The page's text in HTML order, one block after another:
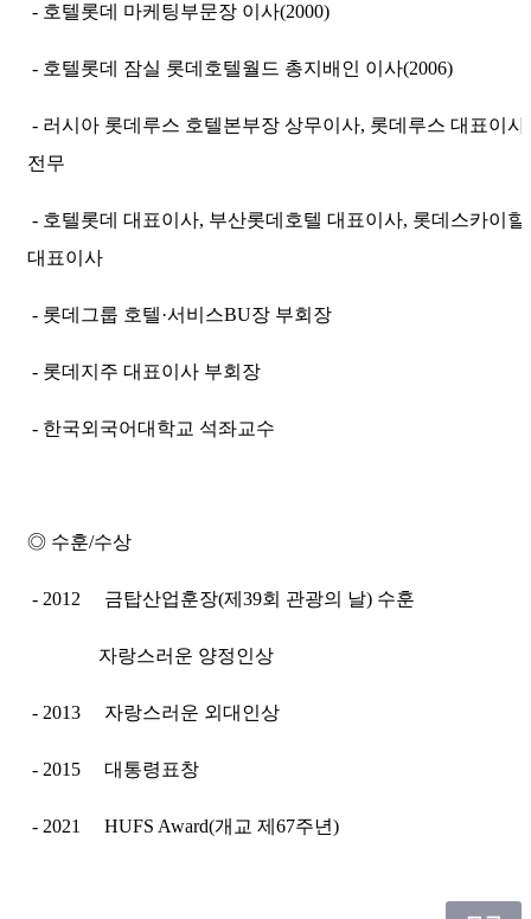
- 호텔롯데 마케팅부문장 이사(2000)
- 호텔롯데 잠실 롯데호텔월드 총지배인 이사(2006)
- 러시아 롯데루스 호텔본부장 상무이사, 롯데루스 대표이사
전무
- 호텔롯데 대표이사, 부산롯데호텔 대표이사, 롯데스카이힐
대표이사
- 롯데그룹 호텔·서비스BU장 부회장
- 롯데지주 대표이사 부회장
- 한국외국어대학교 석좌교수
◎ 수훈/수상
- 2012 금탑산업훈장(제39회 관광의 날) 수훈
자랑스러운 양정인상
- 2013 자랑스러운 외대인상
- 2015 대통령표창
- 2021 HUFS Award(개교 제67주년)